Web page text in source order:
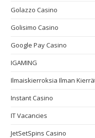
Golazzo Casino
Golisimo Casino
Google Pay Casino
IGAMING
Ilmaiskierroksia Ilman
Instant Casino
IT Vacancies
JetSetSpins Casino